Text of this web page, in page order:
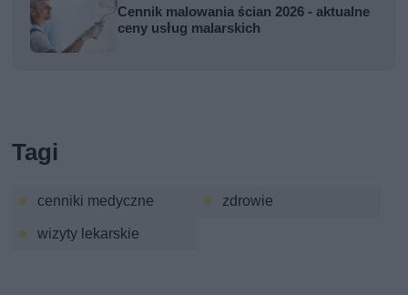
Cennik malowania ścian 2026 - aktualne
ceny usług malarskich
Tagi
cenniki medyczne
zdrowie
wizyty lekarskie